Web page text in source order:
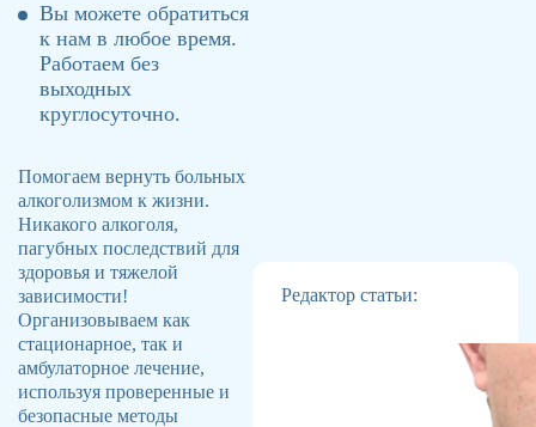
Вы можете обратиться
к нам в любое время.
Работаем без
выходных
круглосуточно.
Помогаем вернуть больных
алкоголизмом к жизни.
Никакого алкоголя,
пагубных последствий для
здоровья и тяжелой
зависимости!
Организовываем как
стационарное, так и
амбулаторное лечение,
используя проверенные и
безопасные методы
Редактор статьи: